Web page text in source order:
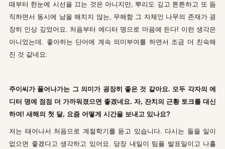
때부터 한눈에 시선을 끄는 것은 아니지만, 뿌리도 깊고 튼튼하고 또 듬
직하면서 동시에 남을 해치지 않는, 무해함 그 자체인 나무의 존재가 굉
장히 인상 깊었어요. 처음부터 에디터 명으로 마음에 든다! 이런 생각은
아니었는데. 좋아하는 단어에 계속 의미부여를 하면서 조금 더 친숙해
진 것 같네요.
주이씨가 풀어나가는 그 의미가 굉장히 좋은 것 같아요. 모두 각자의 에
디터 명에 점점 더 가까워졌으면 좋겠네요. 자, 잔치의 근황 토크를 대신
하여! 새해의 첫 달, 요즘 어떻게 시간을 보내고 있나요?
저는 태어나서 처음으로 계절학기를 듣고 있습니다. 다시는 들을 일이
없으면 좋겠다고 생각하고 있어요. 당장 내일이 팀플 발표일이고 나흘